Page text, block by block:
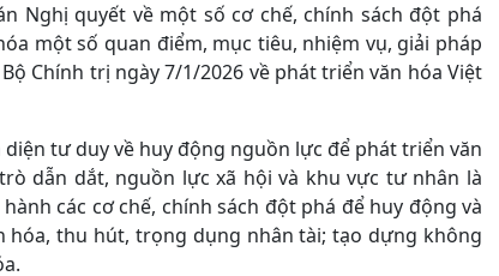
Nghị quyết về một số cơ chế, chính sách đột phá
một số quan điểm, mục tiêu, nhiệm vụ, giải pháp
Chính trị ngày 7/1/2026 về phát triển văn hóa Việt
tư duy về huy động nguồn lực để phát triển văn
dẫn dắt, nguồn lực xã hội và khu vực tư nhân là
các cơ chế, chính sách đột phá để huy động và
thu hút, trọng dụng nhân tài; tạo dựng không